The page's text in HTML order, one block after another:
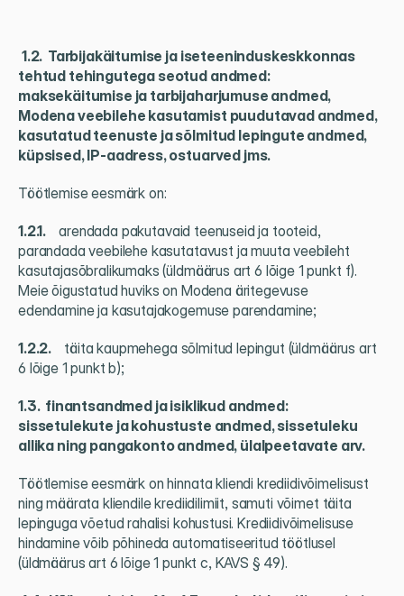
1.2.  Tarbijakäitumise ja iseteeninduskeskkonnas
tehtud tehingutega seotud andmed:
maksekäitumise ja tarbijaharjumuse andmed,
Modena veebilehe kasutamist puudutavad andmed,
kasutatud teenuste ja sõlmitud lepingute andmed,
küpsised, IP-aadress, ostuarved jms.
Töötlemise eesmärk on:
1.2.1. arendada pakutavaid teenuseid ja tooteid,
parandada veebilehe kasutatavust ja muuta veebileht
kasutajasõbralikumaks (üldmäärus art 6 lõige 1 punkt f).
Meie õigustatud huviks on Modena äritegevuse
edendamine ja kasutajakogemuse parendamine;
1.2.2. täita kaupmehega sõlmitud lepingut (üldmäärus art
6 lõige 1 punkt b);
1.3.  finantsandmed ja isiklikud andmed:
sissetulekute ja kohustuste andmed, sissetuleku
allika ning pangakonto andmed, ülalpeetavate arv.
Töötlemise eesmärk on hinnata kliendi krediidivõimelisust
ning määrata kliendile krediidilimiit, samuti võimet täita
lepinguga võetud rahalisi kohustusi. Krediidivõimelisuse
hindamine võib põhineda automatiseeritud töötlusel
(üldmäärus art 6 lõige 1 punkt c, KAVS § 49).